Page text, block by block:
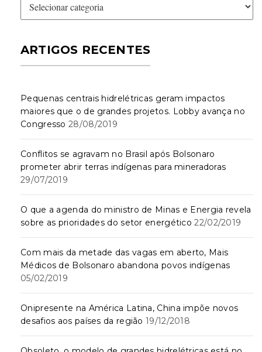
ARTIGOS RECENTES
Pequenas centrais hidrelétricas geram impactos
maiores que o de grandes projetos. Lobby avança no
Congresso 28/08/2019
Conflitos se agravam no Brasil após Bolsonaro
prometer abrir terras indígenas para mineradoras
29/07/2019
O que a agenda do ministro de Minas e Energia revela
sobre as prioridades do setor energético 22/02/2019
Com mais da metade das vagas em aberto, Mais
Médicos de Bolsonaro abandona povos indígenas
05/02/2019
Onipresente na América Latina, China impõe novos
desafios aos países da região 19/12/2018